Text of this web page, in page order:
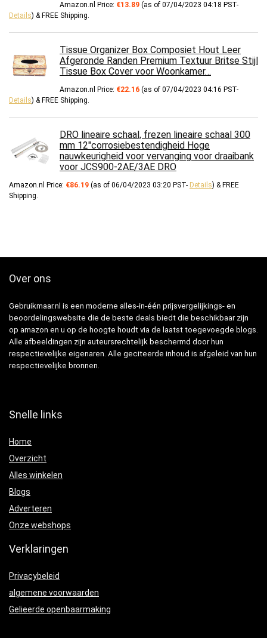
Amazon.nl Price: €13.89 (as of 07/04/2023 04:18 PST-
Details) & FREE Shipping.
Tissue Organizer Box Composiet Hout Leer
Afgeronde Randen Premium Textuur Britse Stijl
Tissue Box Cover voor Woonkamer…
Amazon.nl Price: €22.16 (as of 07/04/2023 04:16 PST-
Details) & FREE Shipping.
DRO lineaire schaal, frezen lineaire schaal 300
mm 12"corrosiebestendigheid Hoge
nauwkeurigheid voor vervanging voor draaibank
voor JCS900-2AE/3AE DRO
Amazon.nl Price: €86.19 (as of 06/04/2023 03:20 PST- Details) & FREE
Shipping.
Over ons
Gebruikmaar.nl is een moderne alles-in-één prijsvergelijkings- en
beoordelingswebsite die de beste deals biedt die beschikbaar zijn
op amazon en u op de hoogte houdt via de laatst toegevoegde blogs.
Alle afbeeldingen zijn auteursrechtelijk beschermd door hun
respectievelijke eigenaren. Alle geciteerde inhoud is afgeleid van hun
respectievelijke bronnen.
Snelle links
Home
Overzicht
Alles winkelen
Blogs
Adverteren
Onze webshops
Verklaringen
Privacybeleid
algemene voorwaarden
Gelieerde openbaarmaking